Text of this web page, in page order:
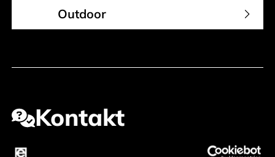
Outdoor
Kontakt
endrich steht für den Design-In-Vertrieb hochwertiger